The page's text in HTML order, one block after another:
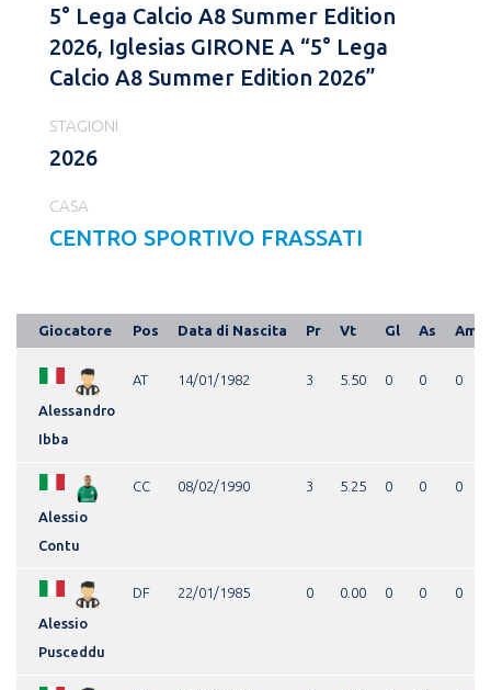
5° Lega Calcio A8 Summer Edition
2026, Iglesias GIRONE A “5° Lega
Calcio A8 Summer Edition 2026”
STAGIONI
2026
CASA
CENTRO SPORTIVO FRASSATI
Giocatore Pos Data di Nascita Pr Vt Gl As Am
Alessandro
Ibba
AT 14/01/1982 3 5.50 0 0 0
Alessio
Contu
CC 08/02/1990 3 5.25 0 0 0
Alessio
Pusceddu
DF 22/01/1985 0 0.00 0 0 0